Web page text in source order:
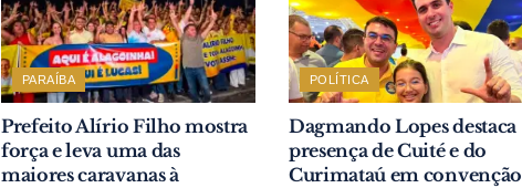
PARAÍBA
Prefeito Alírio Filho mostra
força e leva uma das
maiores caravanas à
POLÍTICA
Dagmando Lopes destaca
presença de Cuité e do
Curimataú em convenção